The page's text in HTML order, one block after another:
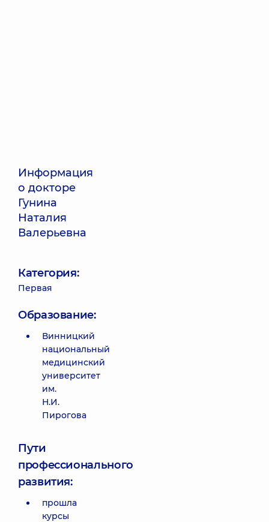
Информация
о докторе
Гунина
Наталия
Валерьевна
Категория:
Первая
Образование:
Винницкий
национальный
медицинский
университет
им.
Н.И.
Пирогова
Пути
профессионального
развития:
прошла
курсы